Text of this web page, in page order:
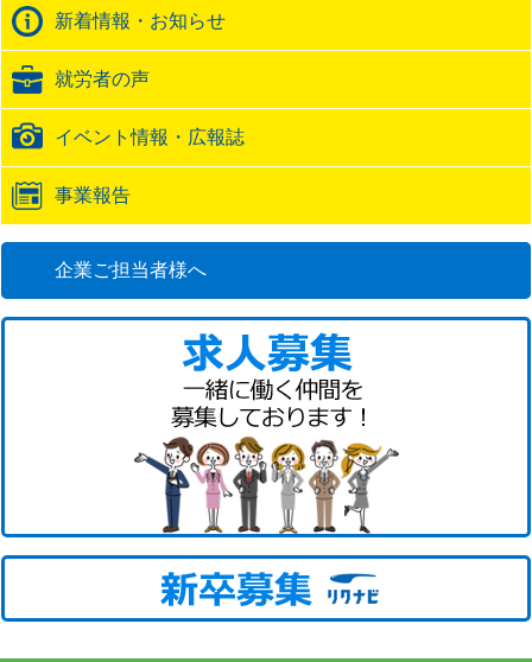
バ
ッ
URL
新着情報・お知らせ
就労者の声
イベント情報・広報誌
事業報告
企業ご担当者様へ